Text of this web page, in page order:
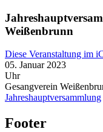
Weißenbrunn
Diese Veranstaltung im
05. Januar 2023
Uhr
Gesangverein
Jahreshauptversammlung
Footer